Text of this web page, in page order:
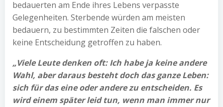
bedauerten am Ende ihres Lebens verpasste
Gelegenheiten. Sterbende würden am meisten
bedauern, zu bestimmten Zeiten die falschen oder
keine Entscheidung getroffen zu haben.
„Viele Leute denken oft: Ich habe ja keine andere
Wahl, aber daraus besteht doch das ganze Leben:
sich für das eine oder andere zu entscheiden. Es
wird einem später leid tun, wenn man immer nur